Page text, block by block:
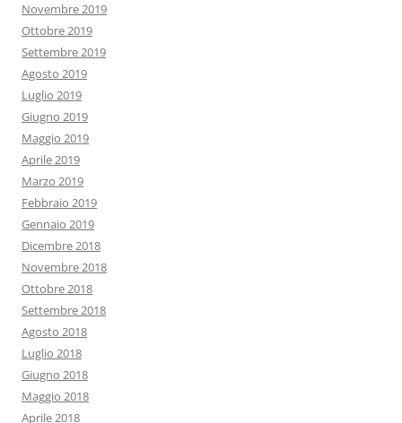
Novembre 2019
Ottobre 2019
Settembre 2019
Agosto 2019
Luglio 2019
Giugno 2019
Maggio 2019
Aprile 2019
Marzo 2019
Febbraio 2019
Gennaio 2019
Dicembre 2018
Novembre 2018
Ottobre 2018
Settembre 2018
Agosto 2018
Luglio 2018
Giugno 2018
Maggio 2018
Aprile 2018